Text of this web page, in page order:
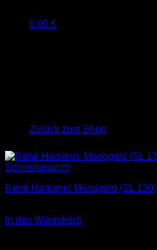
0,00 €
Zurück zum Shop
Schnellansicht
René Hamann: Monogold (SL 130)
In den Warenkorb